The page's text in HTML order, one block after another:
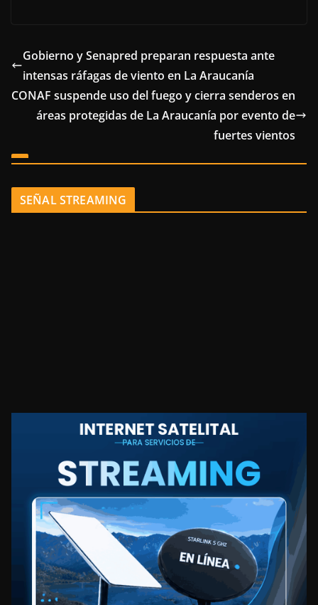
Gobierno y Senapred preparan respuesta ante
intensas ráfagas de viento en La Araucanía
CONAF suspende uso del fuego y cierra senderos en
áreas protegidas de La Araucanía por evento de
fuertes vientos
SEÑAL STREAMING